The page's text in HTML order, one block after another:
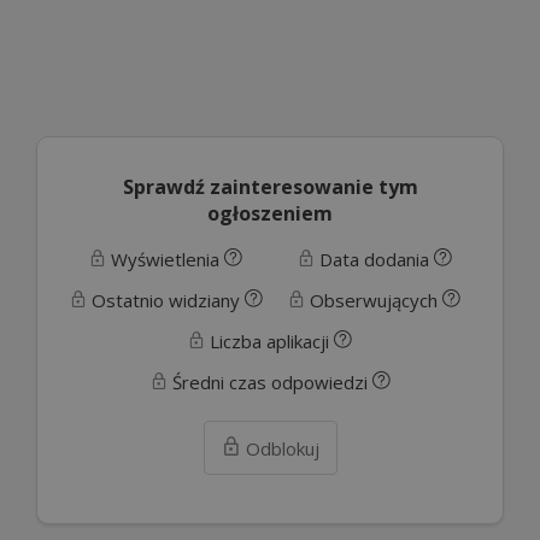
Sprawdź zainteresowanie tym
ogłoszeniem
Wyświetlenia
Data dodania
Ostatnio widziany
Obserwujących
Liczba aplikacji
Średni czas odpowiedzi
Odblokuj